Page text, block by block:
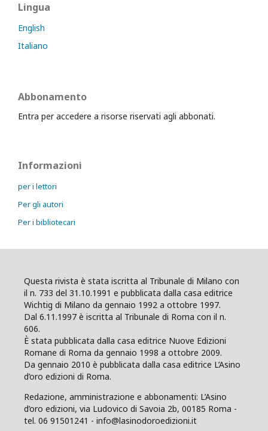
Lingua
English
Italiano
Abbonamento
Entra per accedere a risorse riservati agli abbonati.
Informazioni
per i lettori
Per gli autori
Per i bibliotecari
Questa rivista è stata iscritta al Tribunale di Milano con
il n. 733 del 31.10.1991 e pubblicata dalla casa editrice
Wichtig di Milano da gennaio 1992 a ottobre 1997.
Dal 6.11.1997 è iscritta al Tribunale di Roma con il n.
606.
È stata pubblicata dalla casa editrice Nuove Edizioni
Romane di Roma da gennaio 1998 a ottobre 2009.
Da gennaio 2010 è pubblicata dalla casa editrice L’Asino
d’oro edizioni di Roma.
Redazione, amministrazione e abbonamenti: L’Asino
d’oro edizioni, via Ludovico di Savoia 2b, 00185 Roma -
tel. 06 91501241 - info@lasinodoroedizioni.it